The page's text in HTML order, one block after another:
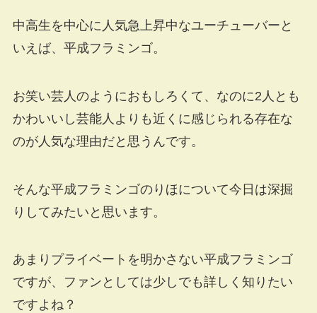
中高生を中心に人気急上昇中なユーチューバーと
いえば、平成フラミンゴ。
お笑い芸人のようにおもしろくて、なのに2人とも
かわいいし芸能人よりも近くに感じられる存在な
のが人気な理由だと思うんです。
そんな平成フラミンゴのりほについて今日は深掘
りしてみたいと思います。
あまりプライベートを明かさない平成フラミンゴ
ですが、ファンとしては少しでも詳しく知りたい
ですよね？